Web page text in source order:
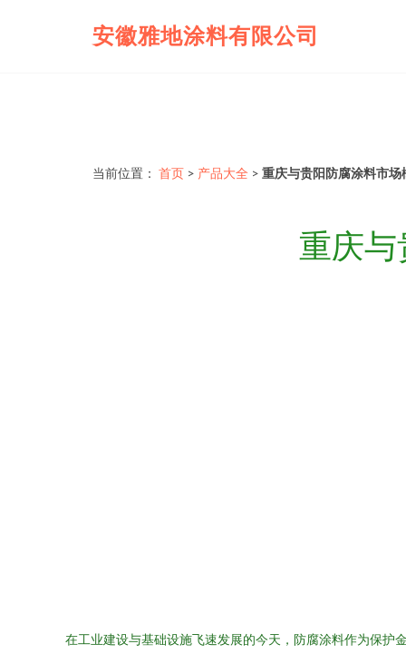
安徽雅地涂料有限公司
当前位置： 首页 > 产品大全 > 重庆与贵阳防腐涂料市
重庆
在工业建设与基础设施飞速发展的今天，防腐涂料作为保护